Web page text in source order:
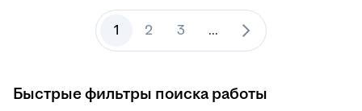
1 2 3 ...
Быстрые фильтры поиска работы